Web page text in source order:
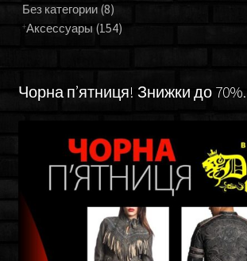
Без категории (8)
Аксессуары (154)
Чорна п’ятниця! Знижки до 70%.